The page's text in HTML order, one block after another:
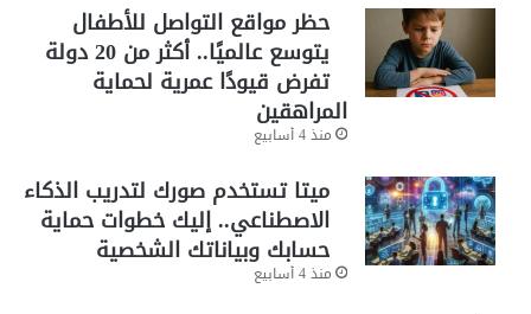
حظر مواقع التواصل للأطفال
يتوسع عالميًا.. أكثر من 20 دولة
تفرض قيودًا عمرية لحماية
المراهقين
منذ 4 أسابيع
ميتا تستخدم صورك لتدريب الذكاء
الاصطناعي.. إليك خطوات حماية
حسابك وبياناتك الشخصية
منذ 4 أسابيع